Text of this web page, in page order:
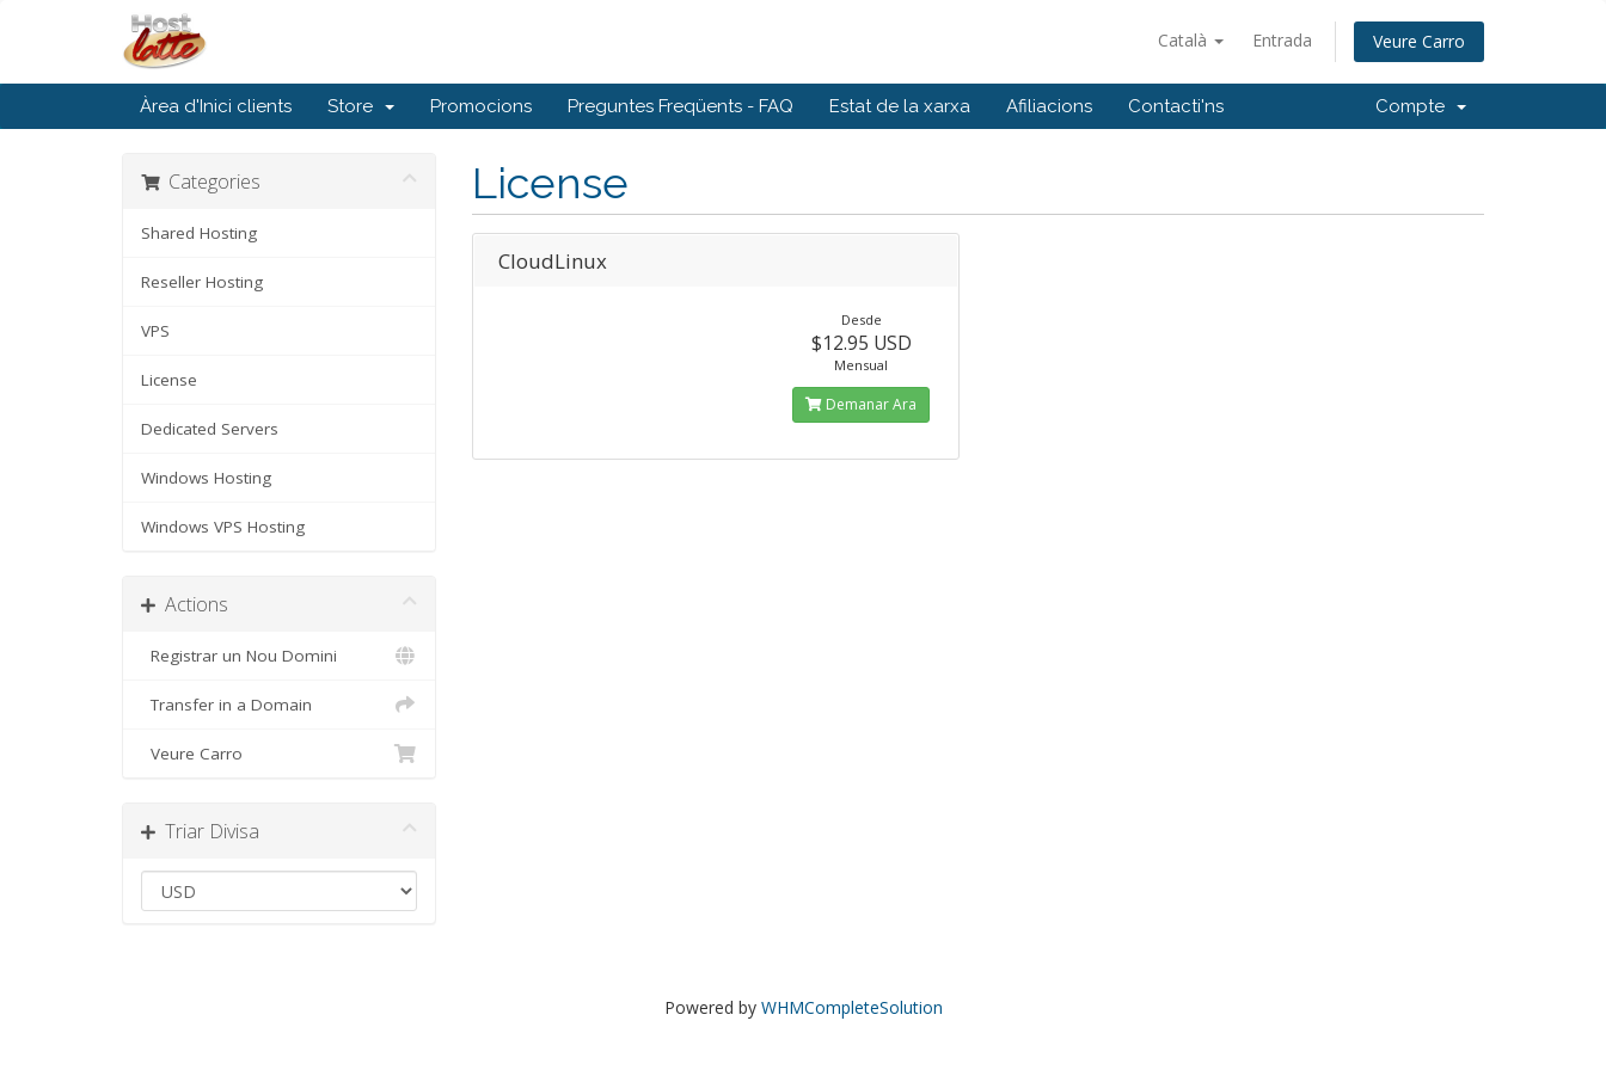
Català Entrada Veure Carro
Àrea d'Inici clients Store Promocions Preguntes Freqüents - FAQ Estat de la xarxa Afiliacions Contacti'ns Compte
Categories
Shared Hosting
Reseller Hosting
VPS
License
Dedicated Servers
Windows Hosting
Windows VPS Hosting
Actions
Registrar un Nou Domini
Transfer in a Domain
Veure Carro
Triar Divisa
License
CloudLinux
Desde
$12.95 USD
Mensual
Demanar Ara
Powered by WHMCompleteSolution